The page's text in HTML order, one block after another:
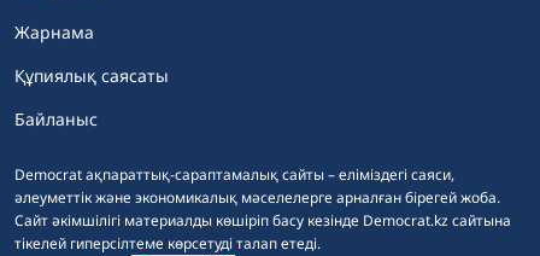
Democrat ақпараттық-сараптамалық сайты – еліміздегі саяси,
әлеуметтік және экономикалық мәселелерге арналған бірегей жоба.
Сайт әкімшілігі материалды көшіріп басу кезінде Democrat.kz сайтына
тікелей гиперсілтеме көрсетуді талап етеді.
Жарнама
Құпиялық саясаты
Байланыс